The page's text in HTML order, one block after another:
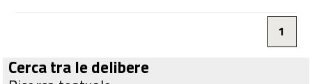
1
Cerca tra le delibere